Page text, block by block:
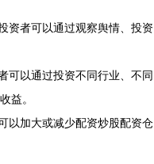
资者可以通过观察舆情、投资
可以通过投资不同行业、不同
益。
以加大或减少配资炒股配资仓